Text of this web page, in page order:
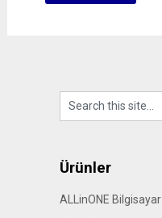
Ürünler
ALLinONE Bilgisayar